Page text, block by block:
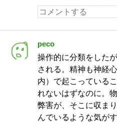
peco
操作的に分類をした
される。精神も神経
内）で起こっている
れないはずなのに。
弊害が、そこに収ま
んでいるような気が